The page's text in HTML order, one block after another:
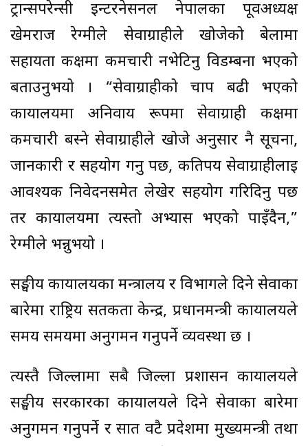
ट्रान्सपरेन्सी इन्टरनेसनल नेपालका पूर्वअध्यक्ष
खेमराज रेग्मीले सेवाग्राहीले खोजेको बेलामा
सहायता कक्षमा कर्मचारी नभेटिनु विडम्बना भएको
बताउनुभयो । “सेवाग्राहीको चाप बढी भएको
कार्यालयमा अनिवार्य रूपमा सेवाग्राही कक्षमा
कर्मचारी बस्ने सेवाग्राहीले खोजे अनुसार नै सूचना,
जानकारी र सहयोग गर्नु पर्छ, कतिपय सेवाग्राहीलाई
आवश्यक निवेदनसमेत लेखेर सहयोग गरिदिनु पर्छ
तर कार्यालयमा त्यस्तो अभ्यास भएको पाइँदैन,”
रेग्मीले भन्नुभयो ।
सङ्घीय कार्यालयका मन्त्रालय र विभागले दिने सेवाका
बारेमा राष्ट्रिय सतर्कता केन्द्र, प्रधानमन्त्री कार्यालयले
समय समयमा अनुगमन गर्नुपर्ने व्यवस्था छ ।
त्यस्तै जिल्लामा सबै जिल्ला प्रशासन कार्यालयले
सङ्घीय सरकारका कार्यालयले दिने सेवाका बारेमा
अनुगमन गर्नुपर्ने र सात वटै प्रदेशमा मुख्यमन्त्री तथा